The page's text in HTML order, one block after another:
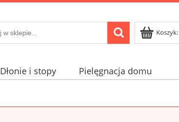
Koszyk:
Dłonie i stopy Pielęgnacja domu